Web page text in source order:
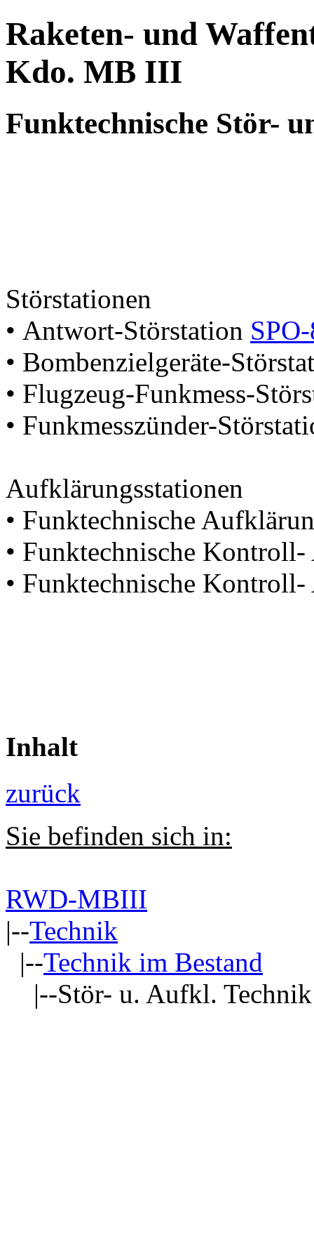
Raketen- und
Kdo. MB III
Funktechnische Stör-
Störstationen
• Antwort-Störstation
• Bombenzielgeräte-
• Flugzeug-Funkmess-
• Funkmesszünder-
Aufklärungsstationen
• Funktechnische
• Funktechnische
• Funktechnische
Inhalt
zurück
Sie befinden sich in:
RWD-MBIII
|--Technik
|--Technik im Bestand
|--Stör- u. Aufkl. Technik